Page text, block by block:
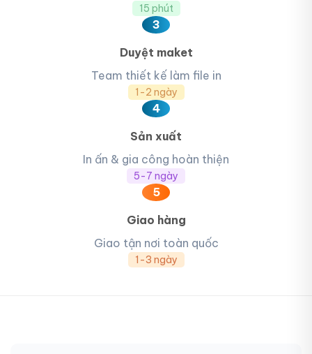
15 phút
3
Duyệt maket
Team thiết kế làm file in
1-2 ngày
4
Sản xuất
In ấn & gia công hoàn thiện
5-7 ngày
5
Giao hàng
Giao tận nơi toàn quốc
1-3 ngày